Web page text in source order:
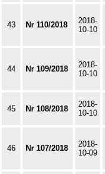
43 Nr 110/2018
2018-
10-10
44 Nr 109/2018
2018-
10-10
45 Nr 108/2018
2018-
10-10
46 Nr 107/2018
2018-
10-09